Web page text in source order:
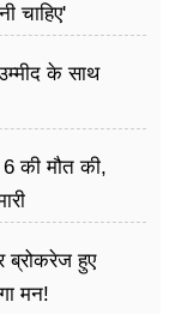
चाहिए'
के साथ
की मौत की,
ब्रोकरेज हुए
मन!